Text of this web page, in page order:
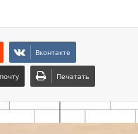
Вконтакте
Печатать